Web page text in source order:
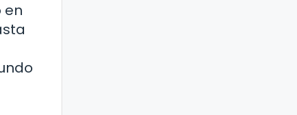
en